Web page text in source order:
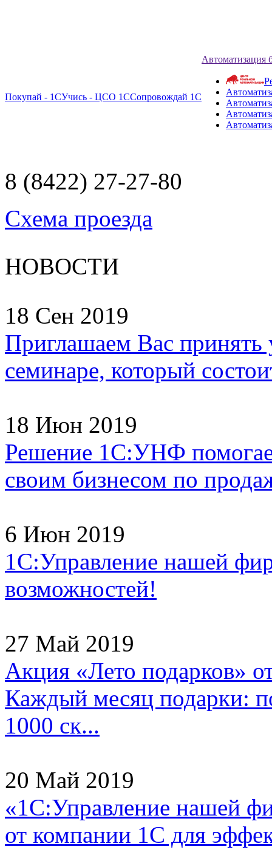
Покупай - 1СУчись - ЦСО 1ССопровождай 1С
Автоматизация
8 (8422) 27-27-80
Схема проезда
НОВОСТИ
18 Сен 2019
Приглашаем Вас принять
семинаре, который
18 Июн 2019
Решение 1С:УНФ
своим бизнесом по
6 Июн 2019
1С:Управление нашей
возможностей!
27 Май 2019
Акция «Лето подарков»
Каждый месяц подарки:
1000 ск...
20 Май 2019
«1С:Управление нашей
от компании 1С для